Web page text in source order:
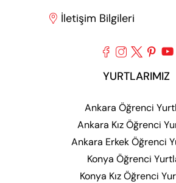
 İletişim Bilgileri
    
YURTLARIMIZ
Ankara Öğrenci
Ankara Kız Öğrenci
Ankara Erkek Öğrenci
Konya Öğrenci
Konya Kız Öğrenci